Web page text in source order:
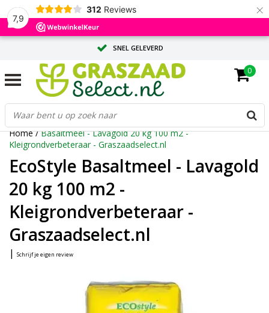
7,9
312 Reviews ×
SNEL GELEVERD
ADVIES OP MAAT DOOR ONZE EXPERTS
GROTE HOEVEELHEID? VRAAG EEN OFFERTE AAN
0
Home/Basaltmeel - Lavagold 20 kg 100 m2 -
Kleigrondverbeteraar - Graszaadselect.nl
EcoStyle Basaltmeel - Lavagold
20 kg 100 m2 -
Kleigrondverbeteraar -
Graszaadselect.nl
| Schrijf je eigen review